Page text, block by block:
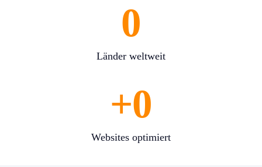
Länder weltweit
0
Websites optimiert
+0